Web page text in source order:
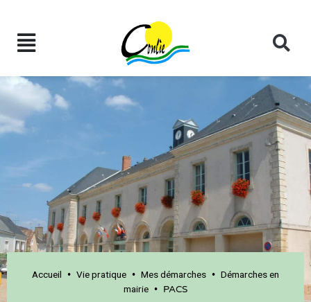
Accueil • Vie pratique • Mes démarches • Démarches en
mairie • PACS